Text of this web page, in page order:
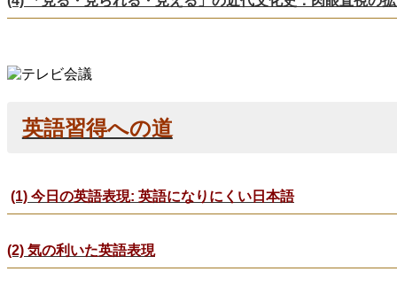
英語習得への道
(1) 今日の英語表現: 英語になりにくい日本語
(2) 気の利いた英語表現